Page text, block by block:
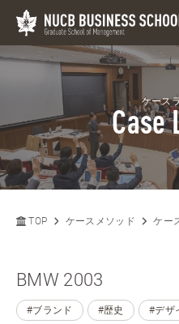
ケース
Case
TOP ケースメソッド ケー
BMW 2003
#ブランド #歴史 #デザ